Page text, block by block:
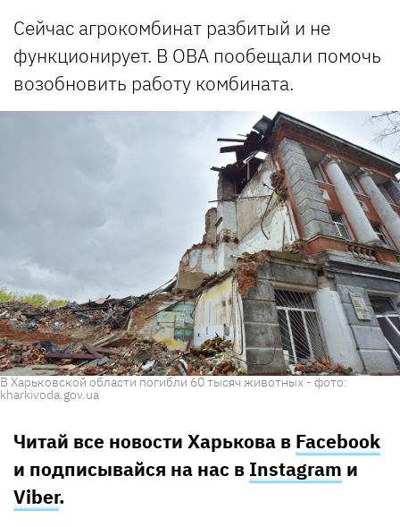
Сейчас агрокомбинат разбитый и не
функционирует. В ОВА пообещали помочь
возобновить работу комбината.
В Харьковской области погибли 60 тысяч животных - фото:
kharkivoda.gov.ua
Читай все новости Харькова в Facebook
и подписывайся на нас в Instagram и
Viber.